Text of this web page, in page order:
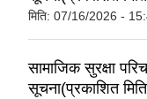
मिति: 07/16/2026 -
सामाजिक सुरक्षा
सूचना(प्रकाशित